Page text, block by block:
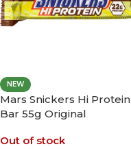
NEW
Mars Snickers Hi Protein
Bar 55g Original
Out of stock